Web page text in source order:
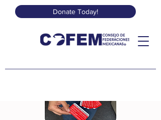
Donate Today!